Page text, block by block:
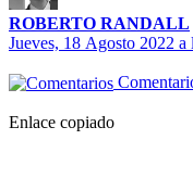
ROBERTO RANDALL
Jueves, 18 Agosto 2022 a
Enlace copiado